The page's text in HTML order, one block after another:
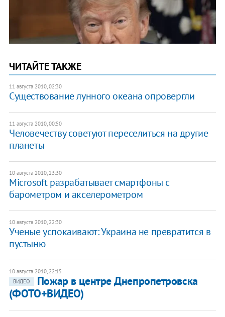
ЧИТАЙТЕ ТАКЖЕ
11 августа 2010, 02:30
Существование лунного океана опровергли
11 августа 2010, 00:50
Человечеству советуют переселиться на другие
планеты
10 августа 2010, 23:30
Microsoft разрабатывает смартфоны с
барометром и акселерометром
10 августа 2010, 22:30
Ученые успокаивают: Украина не превратится в
пустыню
10 августа 2010, 22:15
ВИДЕО
Пожар в центре Днепропетровска
(ФОТО+ВИДЕО)